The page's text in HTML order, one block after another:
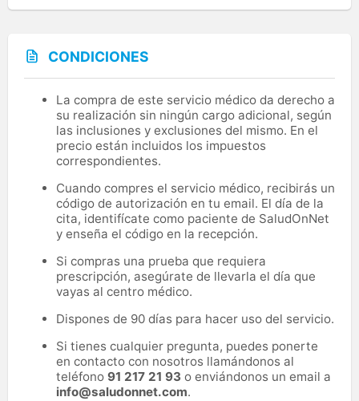
CONDICIONES
La compra de este servicio médico da derecho a
su realización sin ningún cargo adicional, según
las inclusiones y exclusiones del mismo. En el
precio están incluidos los impuestos
correspondientes.
Cuando compres el servicio médico, recibirás un
código de autorización en tu email. El día de la
cita, identifícate como paciente de SaludOnNet
y enseña el código en la recepción.
Si compras una prueba que requiera
prescripción, asegúrate de llevarla el día que
vayas al centro médico.
Dispones de 90 días para hacer uso del servicio.
Si tienes cualquier pregunta, puedes ponerte
en contacto con nosotros llamándonos al
teléfono 91 217 21 93 o enviándonos un email a
info@saludonnet.com.